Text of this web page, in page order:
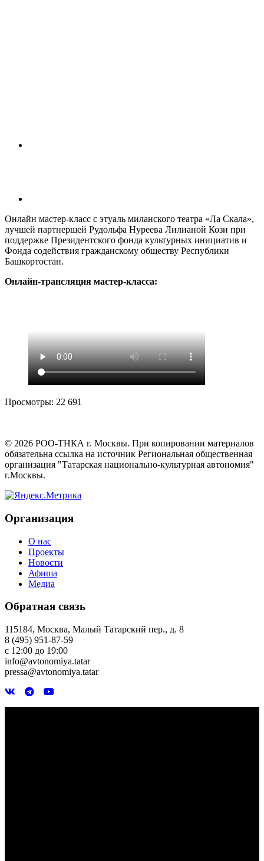
Онлайн мастер-класс с этуаль миланского театра «Ла Скала»,
лучшей партнершей Рудольфа Нуреева Лилианой Кози при
поддержке Президентского фонда культурных инициатив и
Фонда содействия гражданскому обществу Республики
Башкортостан.
Онлайн-трансляция мастер-класса:
Просмотры: 22 691
© 2026 РОО-ТНКА г. Москвы. При копировании материалов
обязательна ссылка на источник Региональная общественная
организация "Татарская национально-культурная автономия"
г.Москвы.
Организация
О нас
Проекты
Новости
Афиша
Медиа
Обратная связь
115184, Москва, Малый Татарский пер., д. 8
8 (495) 951-87-59
с 12:00 до 19:00
info@avtonomiya.tatar
pressa@avtonomiya.tatar